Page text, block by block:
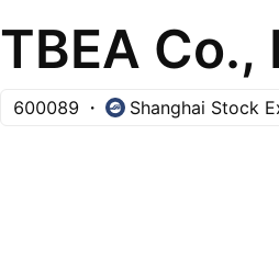
TBEA
600089 Shanghai Stock